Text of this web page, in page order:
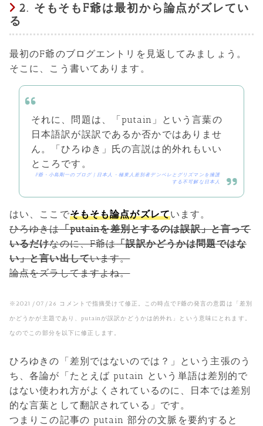
2. そもそもF爺は最初から論点がズレてい
る
最初のF爺のブログエントリを見返してみましょう。
そこに、こう書いてあります。
それに、問題は、「putain」という言葉の
日本語訳が誤訳であるか否かではありませ
ん。「ひろゆき」氏の言説は的外れもいい
ところです。
F爺・小島剛一のブログ | 日本人・極東人差別者デンベレとグリズマンを擁護
する不可解な日本人
はい、ここでそもそも論点がズレています。
ひろゆきは「putainを差別とするのは誤訳」と言って
いるだけなのに、F爺は「誤訳かどうかは問題ではな
い」と言い出しています。
論点をズラしてますよね。
※2021/07/26 コメントで指摘受けて修正。この時点でF爺の発言の意図は「差別
かどうかが主題であり、putainが誤訳かどうかは的外れ」という意味にとれます。
なのでこの部分を以下に修正します。
ひろゆきの「差別ではないのでは？」という主張のう
ち、各論が「たとえば putain という単語は差別的で
はない使われ方がよくされているのに、日本では差別
的な言葉として翻訳されている」です。
つまりこの記事の putain 部分の文脈を要約すると